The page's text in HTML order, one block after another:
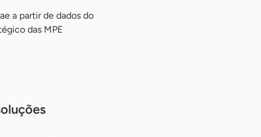
a partir de dados do
das MPE